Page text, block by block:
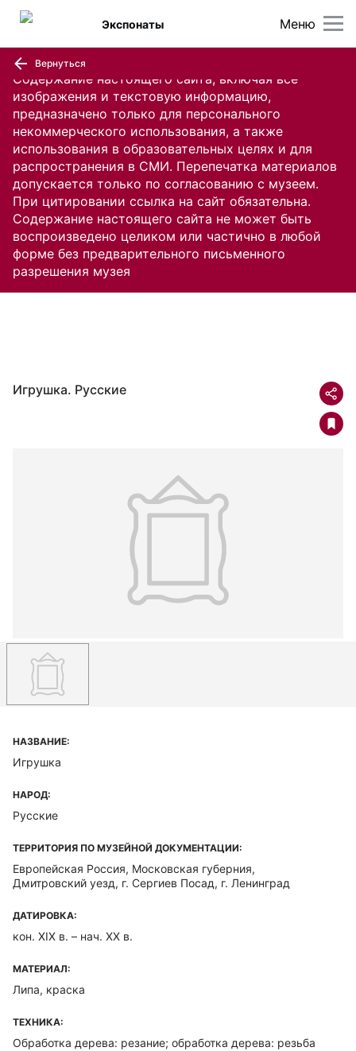
Содержание настоящего сайта, включая все
изображения и текстовую информацию,
предназначено только для персонального
некоммерческого использования, а также
использования в образовательных целях и для
распространения в СМИ. Перепечатка материалов
допускается только по согласованию с музеем.
При цитировании ссылка на сайт обязательна.
Содержание настоящего сайта не может быть
воспроизведено целиком или частично в любой
форме без предварительного письменного
разрешения музея
Меню
Экспонаты
Вернуться
Игрушка. Русские
НАЗВАНИЕ:
Игрушка
НАРОД:
Русские
ТЕРРИТОРИЯ ПО МУЗЕЙНОЙ ДОКУМЕНТАЦИИ:
Европейская Россия, Московская губерния,
Дмитровский уезд, г. Сергиев Посад, г. Ленинград
ДАТИРОВКА:
кон. XIX в. – нач. XX в.
МАТЕРИАЛ:
Липа, краска
ТЕХНИКА:
Обработка дерева: резание; обработка дерева: резьба